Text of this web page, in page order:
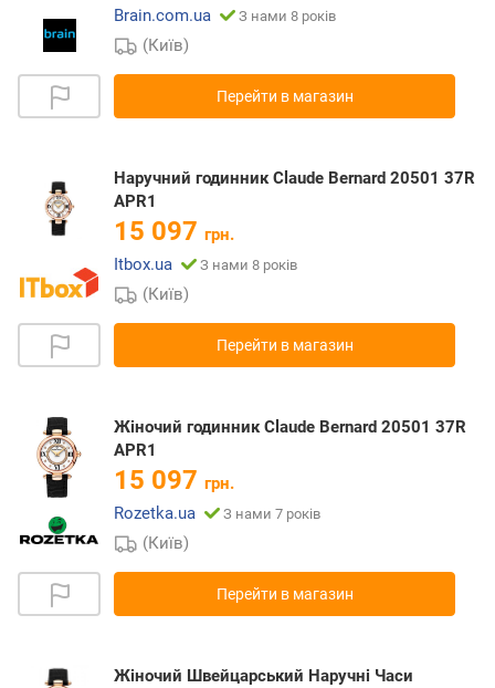
Brain.com.ua
З нами 8 років
(Київ)
Перейти в магазин
Наручний годинник Claude Bernard 20501 37R
APR1
15 097 грн.
Itbox.ua
З нами 8 років
(Київ)
Перейти в магазин
Жіночий годинник Claude Bernard 20501 37R
APR1
15 097 грн.
Rozetka.ua
З нами 7 років
(Київ)
Перейти в магазин
Жіночий Швейцарський Наручні Часи